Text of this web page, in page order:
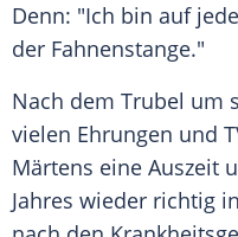
Denn: "Ich bin auf
der Fahnenstange."
Nach dem Trubel um
vielen Ehrungen und
Märtens eine Auszeit
Jahres wieder richtig